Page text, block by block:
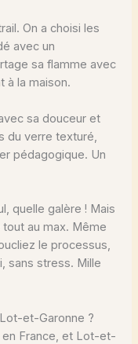
On a choisi les
avec un
sa flamme avec
à la maison.
sa douceur et
du verre texturé,
pédagogique. Un
quelle galère ! Mais
tout au max. Même
le processus,
sans stress. Mille
et-Garonne ?
France, et Lot-et-